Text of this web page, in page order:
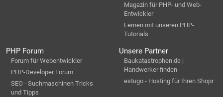
Magazin für PHP- und Web-
Entwickler
Lernen mit unseren PHP-
Tutorials
PHP Forum
Forum für Webentwickler
PHP-Developer Forum
SEO - Suchmaschinen Tricks
und Tipps
Unsere Partner
Baukatastrophen.de |
Handwerker finden
estugo - Hosting für Ihren Shopr